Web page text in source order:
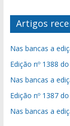
Artigos
Nas bancas a
Edição nº 1388
Nas bancas a
Edição nº 1387
Nas bancas a